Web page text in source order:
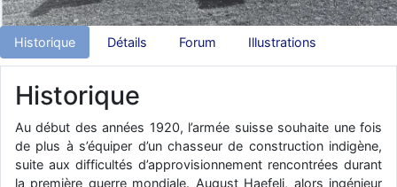
d9pouces: Joyeux Noël à tous !
d9pouces : mais tu peux tenter l'un des rares lycées militaires
comme le Prytanée dans la Sarthe, ça ne peut pas faire de mal !
d9pouces: C'est plutôt après le lycée, voire après une prépa
scientifique, tu as donc encore un peu de temps devant toi
yaellerigolow: bonjour a tous je suis un élève de première
passionnée par l'aviation militaire , pourrais je savoir que faire après
le lycée pour s'orienter et pouvoir devenir officier de l'armée de l'air?
Historique Détails Forum Illustrations
Historique
Au début des années 1920, l’armée suisse souhaite une fois
de plus à s’équiper d’un chasseur de construction indigène,
suite aux difficultés d’approvisionnement rencontrées durant
la première guerre mondiale. August Haefeli, alors ingénieur